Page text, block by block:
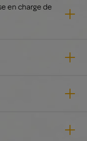
en charge de